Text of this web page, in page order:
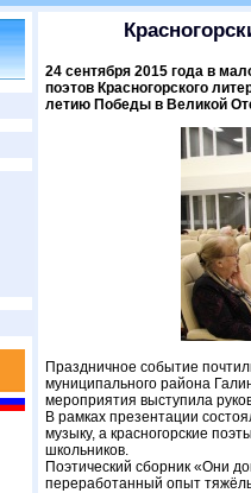
24 сентября 2015 года в
поэтов Красногорского
летию Победы в Великой
Праздничное событие
муниципального района
мероприятия выступила
В рамках презентации
музыку, а красногорские
школьников.
Поэтический сборник «Они
переработанный опыт